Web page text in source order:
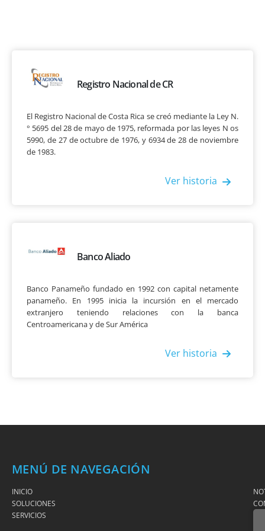
Registro Nacional de CR
El Registro Nacional de Costa Rica se creó mediante la Ley N.
° 5695 del 28 de mayo de 1975, reformada por las leyes N os
5990, de 27 de octubre de 1976, y 6934 de 28 de noviembre
de 1983.
Ver historia
Banco Aliado
Banco Panameño fundado en 1992 con capital netamente
panameño. En 1995 inicia la incursión en el mercado
extranjero teniendo relaciones con la banca
Centroamericana y de Sur América
Ver historia
MENÚ DE NAVEGACIÓN
INICIO
SOLUCIONES
SERVICIOS